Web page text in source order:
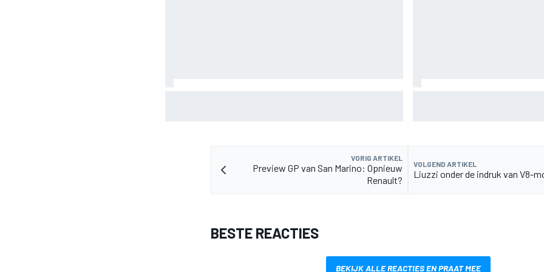
VORIG ARTIKEL
Preview GP van San Marino: Opnieuw
Renault?
VOLGEND ARTIKEL
Liuzzi onder de indruk van V8-
BESTE REACTIES
BEKIJK ALLE REACTIES EN PRAAT MEE